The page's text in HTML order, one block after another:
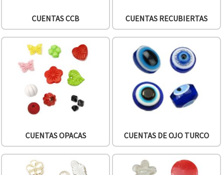
CUENTAS CCB CUENTAS RECUBIERTAS
CUENTAS OPACAS CUENTAS DE OJO TURCO